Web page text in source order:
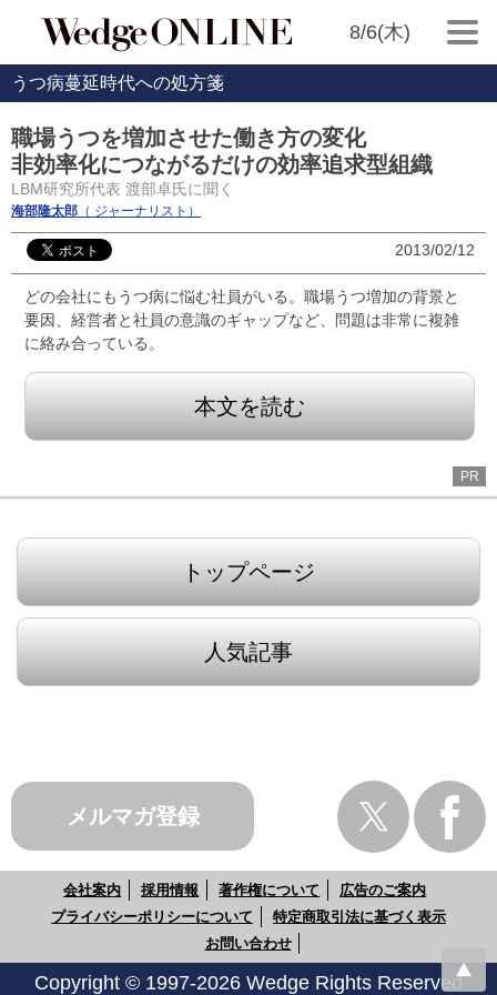
8/6(木)
うつ病蔓延時代への処方箋
職場うつを増加させた働き方の変化
非効率化につながるだけの効率追求型組織
LBM研究所代表 渡部卓氏に聞く
海部隆太郎 （ ジャーナリスト）
2013/02/12
どの会社にもうつ病に悩む社員がいる。職場うつ増加の背景と
要因、経営者と社員の意識のギャップなど、問題は非常に複雑
に絡み合っている。
本文を読む
PR
トップページ
人気記事
メルマガ登録
会社案内 採用情報 著作権について
広告のご案内
プライバシーポリシーについて
特定商取引法に基づく表示
お問い合わせ
Copyright © 1997-2026 Wedge Rights Reserved